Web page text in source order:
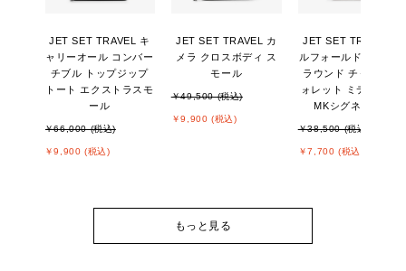
JET SET TRAVEL キ
ャリーオール コンバー
チブル トップジップ
トート エクストラスモ
ール
￥66,000 (税込)
￥9,900 (税込)
JET SET TRAVEL カ
メラ クロスボディ ス
モール
￥49,500 (税込)
￥9,900 (税込)
JET SET TRAVEL ビ
ルフォールド ジップ
ラウンド チャーム ウ
ォレット ミディアム -
MKシグネチャー
￥38,500 (税込)
￥7,700 (税込)
もっと見る